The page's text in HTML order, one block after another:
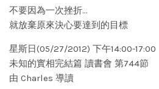
不要因為一次挫折…
就放棄原來決心要達到的目標
星斯日(05/27/2012) 下午14:00-17:00
未知的實相完結篇 讀書會 第744節
由 Charles 導讀